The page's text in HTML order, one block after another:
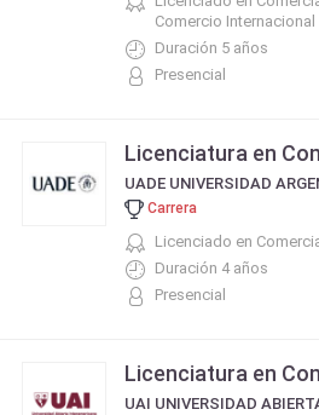
Comercio Internacional
Duración 5 años
Presencial
Licenciatura en
Carrera
Licenciado en
Duración 4 años
Presencial
Licenciatura en